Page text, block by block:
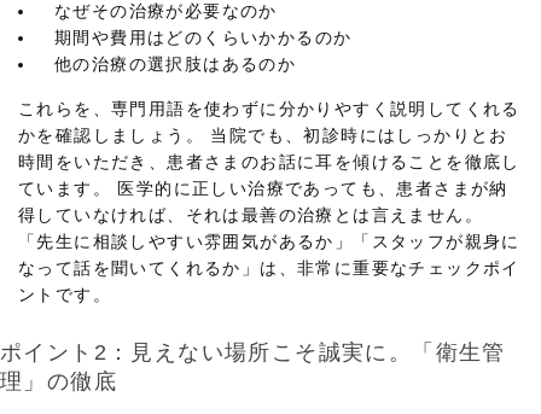
なぜその治療が必要なのか
期間や費用はどのくらいかかるのか
他の治療の選択肢はあるのか
これらを、専門用語を使わずに分かりやすく説明してくれる
かを確認しましょう。 当院でも、初診時にはしっかりとお
時間をいただき、患者さまのお話に耳を傾けることを徹底し
ています。 医学的に正しい治療であっても、患者さまが納
得していなければ、それは最善の治療とは言えません。
「先生に相談しやすい雰囲気があるか」「スタッフが親身に
なって話を聞いてくれるか」は、非常に重要なチェックポイ
ントです。
ポイント2：見えない場所こそ誠実に。「衛生管
理」の徹底